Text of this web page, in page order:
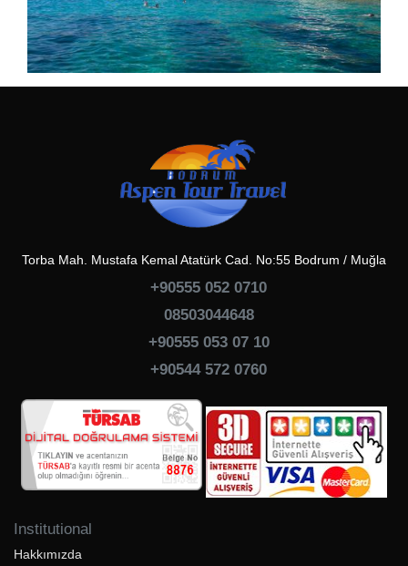
Torba Mah. Mustafa Kemal Atatürk Cad. No:55 Bodrum / Muğla
+90555 052 0710
08503044648
+90555 053 07 10
+90544 572 0760
Institutional
Hakkımızda